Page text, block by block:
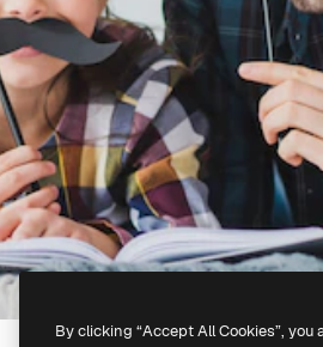
By clicking “Accept All Cookies”,